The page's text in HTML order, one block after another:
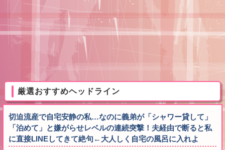
厳選おすすめヘッドライン
切迫流産で自宅安静の私…なのに義弟が「シャワー貸して」
「泊めて」と嫌がらせレベルの連続突撃！夫経由で断ると私
に直接LINEしてきて絶句←大人しく自宅の風呂に入れよ